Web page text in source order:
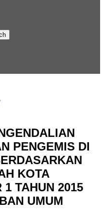
PENGEMIS DI
KOTA
1 TAHUN 2015
UMUM